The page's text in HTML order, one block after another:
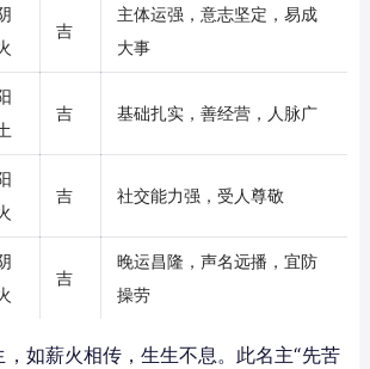
吉
主体运强，意志坚定，易成
大事
吉 基础扎实，善经营，人脉广
吉 社交能力强，受人尊敬
吉
晚运昌隆，声名远播，宜防
操劳
，如薪火相传，生生不息。此名主“先苦